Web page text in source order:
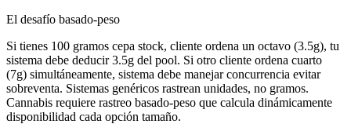
El desafío basado-peso
Si tienes 100 gramos cepa stock, cliente ordena un octavo (3.5g), tu
sistema debe deducir 3.5g del pool. Si otro cliente ordena cuarto
(7g) simultáneamente, sistema debe manejar concurrencia evitar
sobreventa. Sistemas genéricos rastrean unidades, no gramos.
Cannabis requiere rastreo basado-peso que calcula dinámicamente
disponibilidad cada opción tamaño.